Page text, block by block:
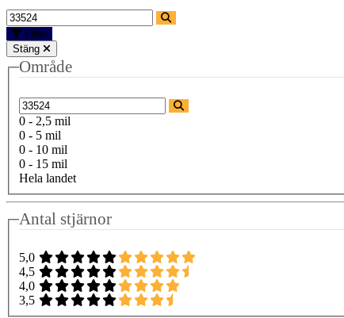
Filter
Stäng
Område
0 - 2,5 mil
0 - 5 mil
0 - 10 mil
0 - 15 mil
Hela landet
Antal stjärnor
5,0
4,5
4,0
3,5